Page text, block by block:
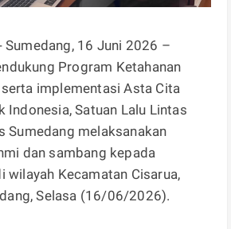
16 Juni 2026 –
Program Ketahanan
implementasi Asta Cita
Indonesia, Satuan Lalu Lintas
Sumedang melaksanakan
dan sambang kepada
wilayah Kecamatan Cisarua,
Selasa (16/06/2026).